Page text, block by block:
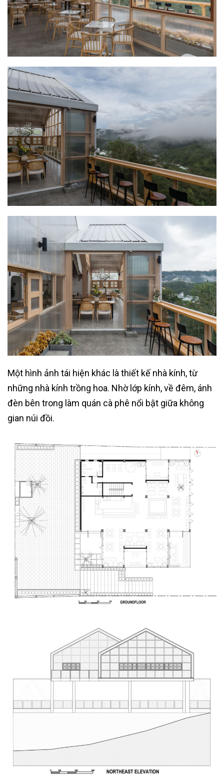
Một hình ảnh tái hiện khác là thiết kế nhà kính, từ
những nhà kính trồng hoa. Nhờ lớp kính, về đêm, ánh
đèn bên trong làm quán cà phê nổi bật giữa không
gian núi đồi.